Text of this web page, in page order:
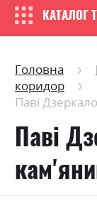
КАТАЛОГ
Головна
коридор
Паві
Паві